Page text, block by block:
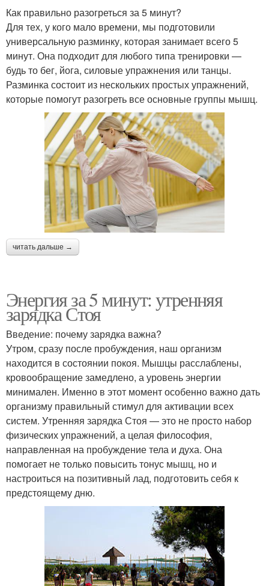
Как правильно разогреться за 5 минут?
Для тех, у кого мало времени, мы подготовили
универсальную разминку, которая занимает всего 5
минут. Она подходит для любого типа тренировки —
будь то бег, йога, силовые упражнения или танцы.
Разминка состоит из нескольких простых упражнений,
которые помогут разогреть все основные группы мышц.
читать дальше →
Энергия за 5 минут: утренняя
зарядка Стоя
Введение: почему зарядка важна?
Утром, сразу после пробуждения, наш организм
находится в состоянии покоя. Мышцы расслаблены,
кровообращение замедлено, а уровень энергии
минимален. Именно в этот момент особенно важно дать
организму правильный стимул для активации всех
систем. Утренняя зарядка Стоя — это не просто набор
физических упражнений, а целая философия,
направленная на пробуждение тела и духа. Она
помогает не только повысить тонус мышц, но и
настроиться на позитивный лад, подготовить себя к
предстоящему дню.